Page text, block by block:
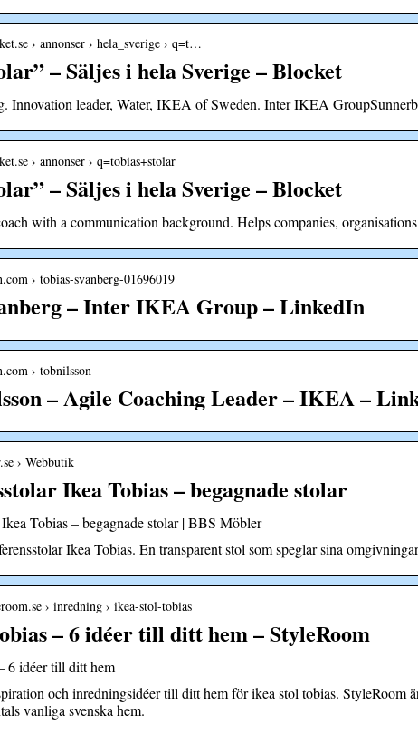
› annonser › hela_sverige › q=t…
– Säljes i hela Sverige – Blocket
Innovation leader, Water, IKEA of Sweden. Inter IKEA
› annonser › q=tobias+stolar
– Säljes i hela Sverige – Blocket
with a communication background. Helps companies,
› tobias-svanberg-01696019
– Inter IKEA Group – LinkedIn
› tobnilsson
– Agile Coaching Leader – IKEA –
› Webbutik
Ikea Tobias – begagnade stolar
Tobias – begagnade stolar | BBS Möbler
Ikea Tobias. En transparent stol som speglar sina
› inredning › ikea-stol-tobias
– 6 idéer till ditt hem – StyleRoom
6 idéer till ditt hem
och inredningsidéer till ditt hem för ikea stol tobias. StyleRoom
vanliga svenska hem.